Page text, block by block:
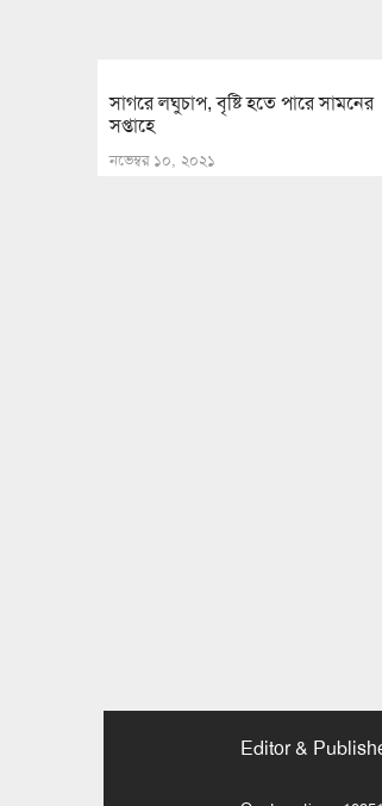
সাগরে লঘুচাপ, বৃষ্টি হতে পারে সামনের
সপ্তাহে
নভেম্বর ১০, ২০২১
Editor &